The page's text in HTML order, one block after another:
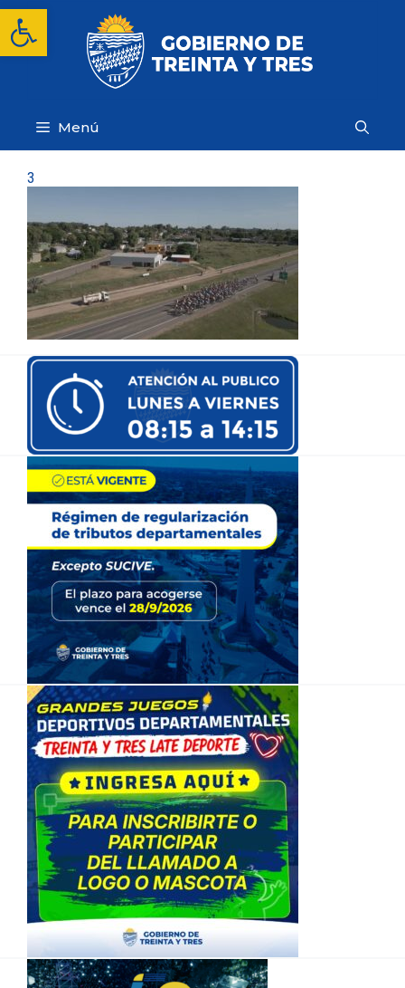
Abrir barra de herramientas
Saltar
contenido
Menú
3